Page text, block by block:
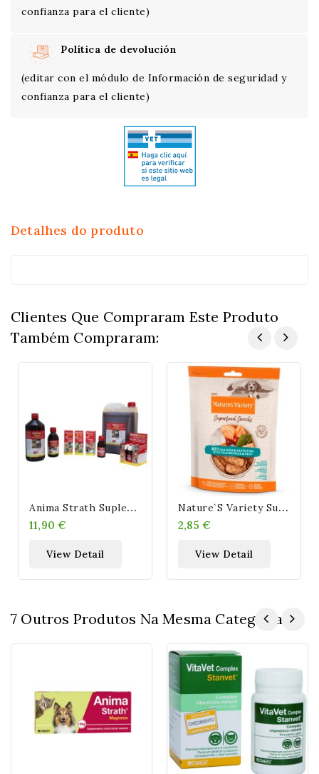
confianza para el cliente)
Política de devolución
(editar con el módulo de Información de seguridad y
confianza para el cliente)
Detalhes do produto
Clientes Que Compraram Este Produto
Também Compraram:
A
Nima Strath Suplemento Alimenticio Anima-Strath
11,90 €
View Detail
N
Ature`s Variety Superfood Snacks Adult Salmón Para Perros
2,85 €
View Detail
7 Outros Produtos Na Mesma Categoria: